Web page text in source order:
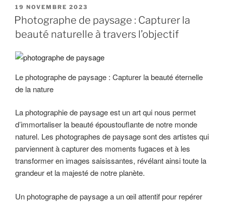
PUBLIÉ
LE
19 NOVEMBRE 2023
Photographe de paysage : Capturer la
beauté naturelle à travers l’objectif
Le photographe de paysage : Capturer la beauté éternelle
de la nature
La photographie de paysage est un art qui nous permet
d’immortaliser la beauté époustouflante de notre monde
naturel. Les photographes de paysage sont des artistes qui
parviennent à capturer des moments fugaces et à les
transformer en images saisissantes, révélant ainsi toute la
grandeur et la majesté de notre planète.
Un photographe de paysage a un œil attentif pour repérer